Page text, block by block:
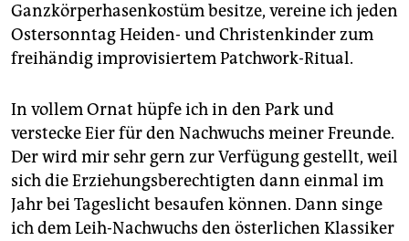
Ganzkörperhasenkostüm besitze, vereine ich jeden
Ostersonntag Heiden- und Christenkinder zum
freihändig improvisiertem Patchwork-Ritual.
In vollem Ornat hüpfe ich in den Park und
verstecke Eier für den Nachwuchs meiner Freunde.
Der wird mir sehr gern zur Verfügung gestellt, weil
sich die Erziehungsberechtigten dann einmal im
Jahr bei Tageslicht besaufen können. Dann singe
ich dem Leih-Nachwuchs den österlichen Klassiker